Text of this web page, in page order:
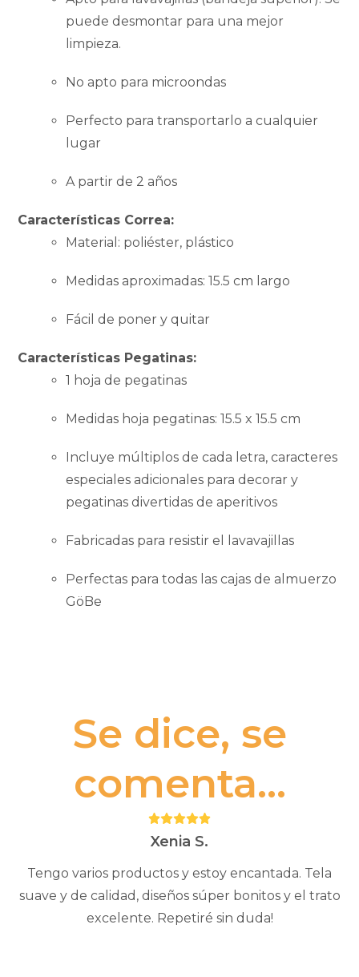
puede desmontar para una mejor
limpieza.
No apto para microondas
Perfecto para transportarlo a cualquier
lugar
A partir de 2 años
Características Correa:
Material: poliéster, plástico
Medidas aproximadas: 15.5 cm largo
Fácil de poner y quitar
Características Pegatinas:
1 hoja de pegatinas
Medidas hoja pegatinas: 15.5 x 15.5 cm
Incluye múltiplos de cada letra, caracteres
especiales adicionales para decorar y
pegatinas divertidas de aperitivos
Fabricadas para resistir el lavavajillas
Perfectas para todas las cajas de almuerzo
GöBe
Se dice, se
comenta...
Puntuación:
5Xenia S.
Tengo varios productos y estoy encantada. Tela
suave y de calidad, diseños súper bonitos y el trato
excelente. Repetiré sin duda!